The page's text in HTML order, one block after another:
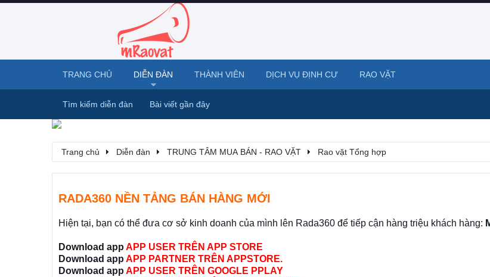
Trang chủ Diễn đàn TRUNG TÂM MUA BÁN - RAO VẶT Rao vặt Tổng hợp
RADA360 NỀN TẢNG BÁN HÀNG MỚI
Hiện tại, bạn có thể đưa cơ sở kinh doanh của mình lên Rada360 để tiếp cận hàng triệu khách hàng:
Download app APP USER TRÊN APP STORE
Download app APP PARTNER TRÊN APPSTORE.
Download app APP USER TRÊN GOOGLE PPLAY
TRANG CHỦ DIỄN ĐÀN
Tìm kiếm diễn đàn Bài viết gần đây
THÀNH VIÊN DỊCH VỤ ĐỊNH CƯ RAO VẶT